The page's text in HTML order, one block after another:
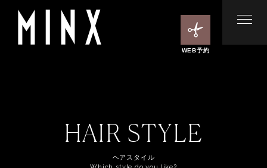
WEB予約
HAIR STYLE
ヘアスタイル